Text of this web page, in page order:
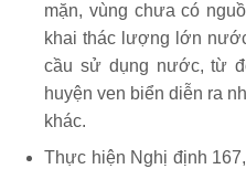
mặn, vùng chưa có
khai thác lượng lớn
cầu sử dụng nước, từ
huyện ven biển diễn ra
khác.
Thực hiện Nghị định